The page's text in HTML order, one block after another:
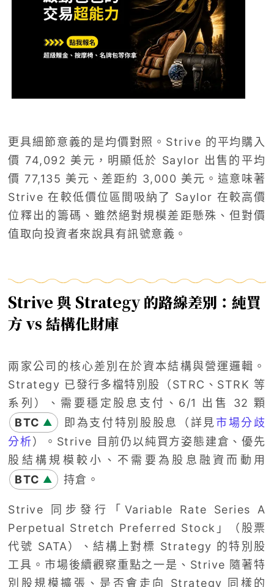
更具細節意義的是均價對照。Strive 的平均購入
價 74,092 美元，明顯低於 Saylor 出售的平均
價 77,135 美元、差距約 3,000 美元。這意味著
Strive 在較低價位區間吸納了 Saylor 在較高價
位釋出的籌碼、雖然絕對規模差距懸殊、但對價
值取向投資者來說具有訊號意義。
Strive 與 Strategy 的路線差別：純買
方 vs 結構化財庫
兩家公司的核心差別在於資本結構與營運邏輯。
Strategy 已發行多檔特別股（STRC、STRK 等
系列）、需要穩定股息支付、6/1 出售 32 顆
BTC ▲ 即為支付特別股股息（詳見市場分歧
分析）。Strive 目前仍以純買方姿態建倉、優先
股結構規模較小、不需要為股息融資而動用
BTC ▲ 持倉。
Strive 同步發行「Variable Rate Series A
Perpetual Stretch Preferred Stock」（股票
代號 SATA）、結構上對標 Strategy 的特別股
工具。市場後續觀察重點之一是、Strive 隨著特
別股規模擴張、是否會走向 Strategy 同樣的